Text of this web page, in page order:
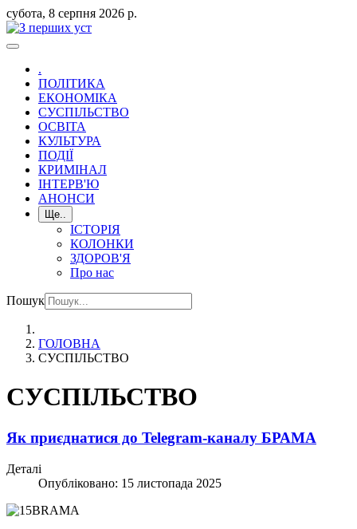
субота, 8 серпня 2026 р.
.
ПОЛІТИКА
ЕКОНОМІКА
СУСПІЛЬСТВО
ОСВІТА
КУЛЬТУРА
ПОДІЇ
КРИМІНАЛ
ІНТЕРВ'Ю
АНОНСИ
Ще..
ІСТОРІЯ
КОЛОНКИ
ЗДОРОВ'Я
Про нас
Пошук
ГОЛОВНА
СУСПІЛЬСТВО
СУСПІЛЬСТВО
Як приєднатися до Telegram-каналу БРАМА
Деталі
Опубліковано: 15 листопада 2025